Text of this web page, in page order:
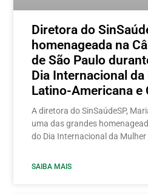
Diretora do
homenageada na
de São Paulo
Dia Internacional
Latino-Americana e
A diretora do SinSaúdeSP,
uma das grandes
do Dia Internacional da Mulher
SAIBA MAIS